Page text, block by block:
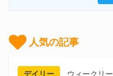
人気の記事
デイリー ウィークリー